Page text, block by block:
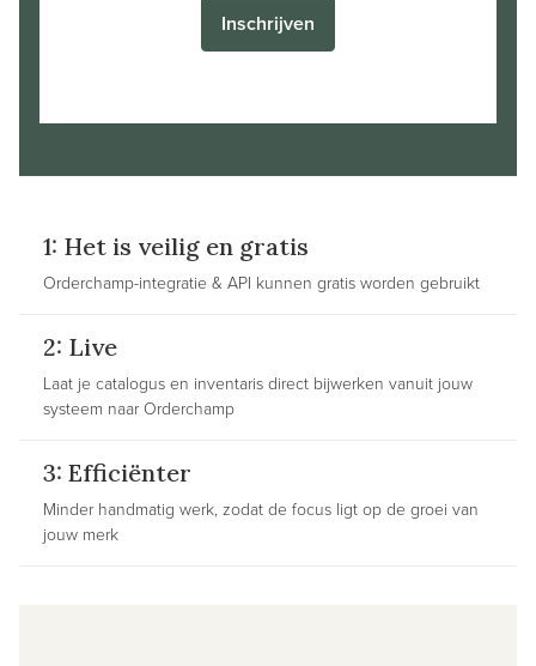
Inschrijven
1: Het is veilig en gratis
Orderchamp-integratie & API kunnen gratis worden gebruikt
2: Live
Laat je catalogus en inventaris direct bijwerken vanuit jouw
systeem naar Orderchamp
3: Efficiënter
Minder handmatig werk, zodat de focus ligt op de groei van
jouw merk